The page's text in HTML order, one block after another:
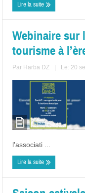
Lire la suite
Webinaire
tourisme à
Par Harba DZ Le: 20
l'associati ...
Lire la suite